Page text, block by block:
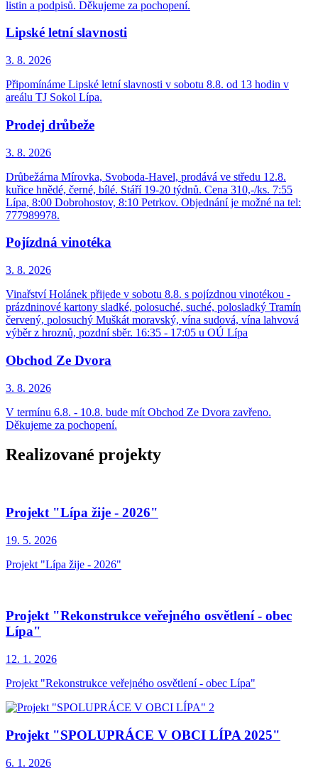
listin a podpisů. Děkujeme za pochopení.
Lipské letní slavnosti
3. 8. 2026
Připomínáme Lipské letní slavnosti v sobotu 8.8. od 13 hodin v
areálu TJ Sokol Lípa.
Prodej drůbeže
3. 8. 2026
Drůbežárna Mírovka, Svoboda-Havel, prodává ve středu 12.8.
kuřice hnědé, černé, bílé. Stáří 19-20 týdnů. Cena 310,-/ks. 7:55
Lípa, 8:00 Dobrohostov, 8:10 Petrkov. Objednání je možné na tel:
777989978.
Pojízdná vinotéka
3. 8. 2026
Vinařství Holánek přijede v sobotu 8.8. s pojízdnou vinotékou -
prázdninové kartony sladké, polosuché, suché, polosladký Tramín
červený, polosuchý Muškát moravský, vína sudová, vína lahvová
výběr z hroznů, pozdní sběr. 16:35 - 17:05 u OÚ Lípa
Obchod Ze Dvora
3. 8. 2026
V termínu 6.8. - 10.8. bude mít Obchod Ze Dvora zavřeno.
Děkujeme za pochopení.
Realizované projekty
Projekt "Lípa žije - 2026"
19. 5. 2026
Projekt "Lípa žije - 2026"
Projekt "Rekonstrukce veřejného osvětlení - obec
Lípa"
12. 1. 2026
Projekt "Rekonstrukce veřejného osvětlení - obec Lípa"
Projekt "SPOLUPRÁCE V OBCI LÍPA 2025"
6. 1. 2026